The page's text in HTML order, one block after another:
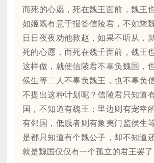
而死的心愿，死在魏王面前，魏王
如姬既有意于报答信陵君，不如乘
日日夜夜劝他救赵，如果不听从，
死的心愿，而死在魏壬面前，魏王
这样做，就使信陵君不辜负魏国，
侯生等二人不辜负魏王，也不辜负
不提出这种计划呢？信陵君只知道
国，不知道有魏王；里边则有宠幸
有邻国，低贱者则有象夷门监侯生
是都只知道有个魏公子，却不知道
就是魏国仅仅有一个孤立的君王罢了